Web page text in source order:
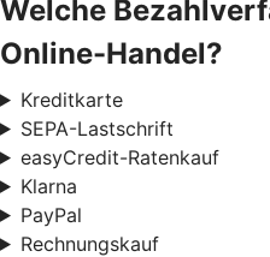
Welche
Online-Handel?
Kreditkarte
SEPA-Lastschrift
easyCredit-Ratenkauf
Klarna
PayPal
Rechnungskauf